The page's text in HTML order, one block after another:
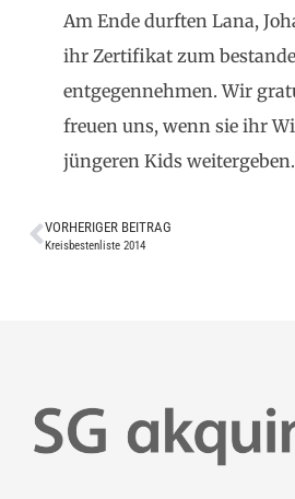
Am Ende durften Lana,
ihr Zertifikat zum
entgegennehmen. Wir
freuen uns, wenn sie ihr
jüngeren Kids weitergeben.
VORHERIGER BEITRAG
Kreisbestenliste 2014